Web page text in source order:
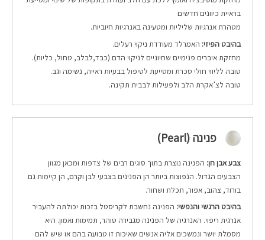
בראיית כיוונים חדשים
מטהרת אנרגיות שליליות ומטעינה באנרגיות חיוביות.
בהיבט הפיזי: האמרלד מעודדת ניקוי רעלים.
מחזקת איברים פנימיים שחיוניים לניקוי הדם (כבד,לבלב, טחול, כליות).
טובה לליווי חולי סכרת ומסייעת לטיפול בבעיות ראייה, נשימה וגב.
טובה לצ’אקרת הלב ולפעילות לבבית תקינה.
פנינה (Pearl)
צבע אבן חן: הפנינה נוצרת בתוך סוגים רבים של צדפות ומכאן מגוון
הצבעים הגדול. הנפוצות ביותר הן הפנינים בצבעי לבן וקרם, הן קיימות גם
בורוד, צהוב, אפור, תכלת ושחור.
בהיבט הרגשי והנפשי: הפנינה נחשבת לקריסטל בזכות יכולתה להעביר
אנרגית ריפוי. האנרגיה של הפנינה מגבירה טוהר, תמימות ואמון. היא
מסמלת יושר ונמשכים אליה אנשים שאיכות זו טבועה בהם או שיש להם